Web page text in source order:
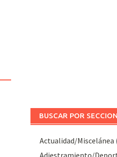
BUSCAR POR
Actualidad/Miscelánea
Adiestramiento/